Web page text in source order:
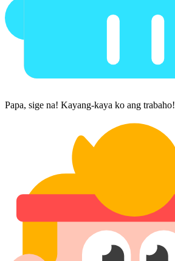
Papa, sige na! Kayang-kaya ko ang trabaho!